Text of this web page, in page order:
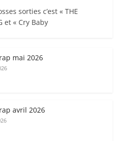
sorties c’est « THE
et « Cry Baby
mai 2026
avril 2026